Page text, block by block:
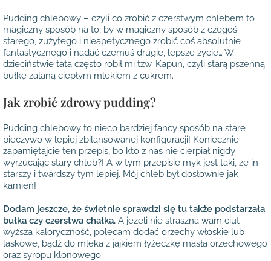
Pudding chlebowy – czyli co zrobić z czerstwym chlebem to
magiczny sposób na to, by w magiczny sposób z czegoś
starego, zużytego i nieapetycznego zrobić coś absolutnie
fantastycznego i nadać czemuś drugie, lepsze życie… W
dzieciństwie tata często robił mi tzw. Kapun, czyli starą pszenną
bułkę zalaną ciepłym mlekiem z cukrem.
Jak zrobić zdrowy pudding?
Pudding chlebowy to nieco bardziej fancy sposób na stare
pieczywo w lepiej zbilansowanej konfiguracji! Koniecznie
zapamiętajcie ten przepis, bo kto z nas nie cierpiał nigdy
wyrzucając stary chleb?! A w tym przepisie myk jest taki, że in
starszy i twardszy tym lepiej. Mój chleb był dosłownie jak
kamień!
Dodam jeszcze, że świetnie sprawdzi się tu także podstarzała
bułka czy czerstwa chałka. A jeżeli nie straszna wam ciut
wyższa kaloryczność, polecam dodać orzechy włoskie lub
laskowe, bądź do mleka z jajkiem łyżeczkę masła orzechowego
oraz syropu klonowego.